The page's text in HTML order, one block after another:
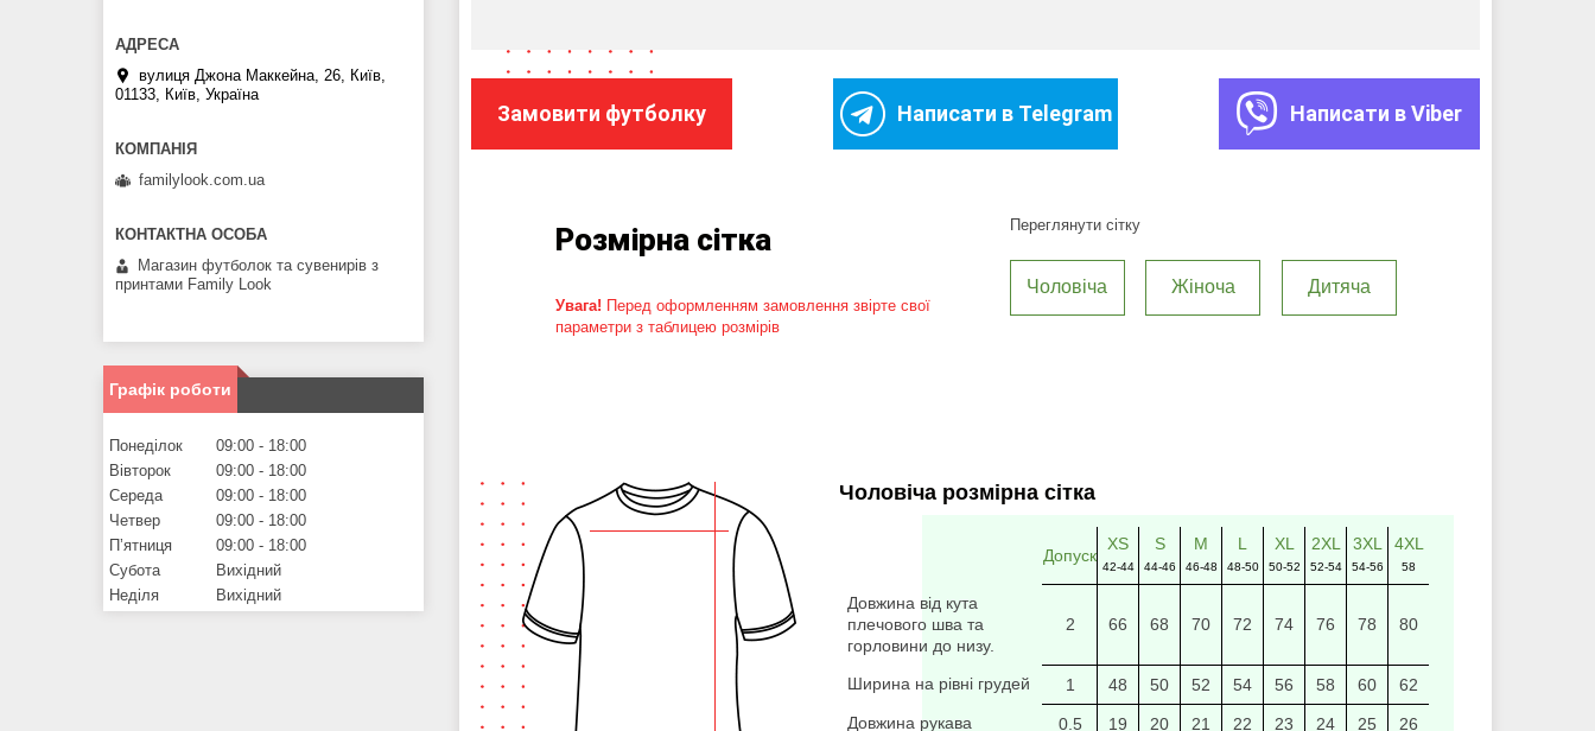
Замовити футболку Написати в Telegram Написати в Viber
Розмірна сітка
Увага! Перед оформленням замовлення звірте свої
параметри з таблицею розмірів
Переглянути сітку
Чоловіча Жіноча Дитяча
Чоловіча розмірна сітка
Допуск
XS
42-44
S
44-46
M
46-48
L
48-50
XL
50-52
2XL
52-54
3XL
54-56
4XL
58
Довжина від кута
плечового шва та
горловини до низу.
2 66 68 70 72 74 76 78 80
Ширина на рівні грудей 1 48 50 52 54 56 58 60
62
Довжина рукава
0.5 19 20 21 22 23 24 25
26
вулиця Джона Маккейна, 26, Київ,
01133, Київ, Україна
familylook.com.ua
Магазин футболок та сувенирів з
принтами Family Look
Графік роботи
Понеділок 09:00
18:00
Вівторок
09:00
18:00
Середа
09:00
18:00
Четвер
09:00
18:00
Пʼятниця
09:00
18:00
Субота
Вихідний
Неділя
Вихідний